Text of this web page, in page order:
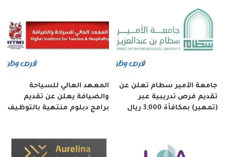
جامعة الأمير سطام تعلن عن
تقديم فرص تدريبية عبر
(تمهير) بمكافأة 3,000 ريال
المعهد العالي للسياحة
والضيافة يعلن عن تقديم
برامج دبلوم منتهية بالتوظيف